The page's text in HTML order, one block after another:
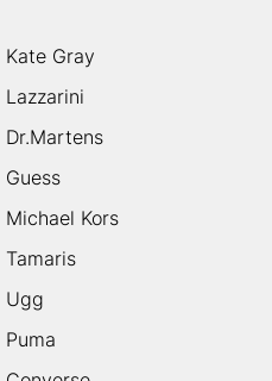
Kate Gray
Lazzarini
Dr.Martens
Guess
Michael Kors
Tamaris
Ugg
Puma